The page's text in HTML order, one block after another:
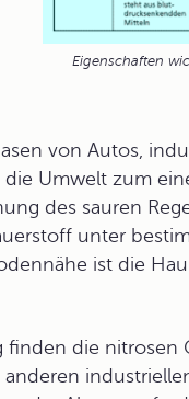
Eigenschaften
von Autos,
Umwelt zum
des sauren
unter
ist die
finden die nitrosen
anderen